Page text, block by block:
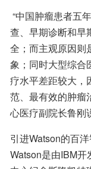
查、早期诊断和早
全；而主观原因则
象；同时大型综合
疗水平差距较大，
范、最有效的肿瘤
心医疗副院长鲁刚
引进Watson的百
Watson是由IBM